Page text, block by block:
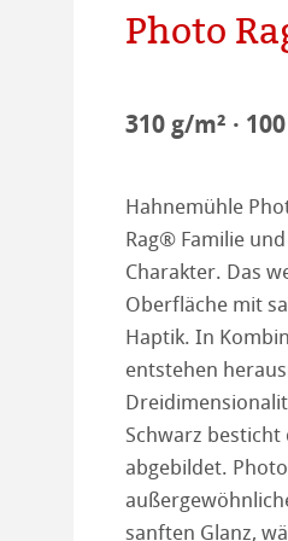
Engagement -
Unser Team
Karriere
Presse
FineArt
Natural Line
Matt FineArt
Matt FineArt
Glossy FineArt
Photo Media
ICC Profile
Download
FAQ
Hahnemühle
Certified Studios
Photo
310 g/m² ·
Hahnemühle
Rag® Familie
Charakter. Das
Oberfläche mit
Haptik. In
entstehen
Schwarz
abgebildet.
sanften Glanz,